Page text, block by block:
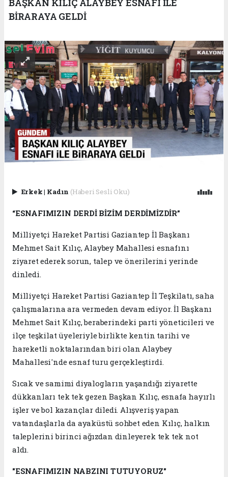
BAŞKAN KILIÇ ALAYBEY ESNAFI İLE
BİRARAYA GELDİ
Erkek| Kadın (Haberi Sesli Oku)
“ESNAFIMIZIN DERDİ BİZİM DERDİMİZDİR”
Milliyetçi Hareket Partisi Gaziantep İl Başkanı
Mehmet Sait Kılıç, Alaybey Mahallesi esnafını
ziyaret ederek sorun, talep ve önerilerini yerinde
dinledi.
Milliyetçi Hareket Partisi Gaziantep İl Teşkilatı, saha
çalışmalarına ara vermeden devam ediyor. İl Başkanı
Mehmet Sait Kılıç, beraberindeki parti yöneticileri ve
ilçe teşkilat üyeleriyle birlikte kentin tarihi ve
hareketli noktalarından biri olan Alaybey
Mahallesi'nde esnaf turu gerçekleştirdi.
Sıcak ve samimi diyalogların yaşandığı ziyarette
dükkanları tek tek gezen Başkan Kılıç, esnafa hayırlı
işler ve bol kazançlar diledi. Alışveriş yapan
vatandaşlarla da ayaküstü sohbet eden Kılıç, halkın
taleplerini birinci ağızdan dinleyerek tek tek not
aldı.
"ESNAFIMIZIN NABZINI TUTUYORUZ"